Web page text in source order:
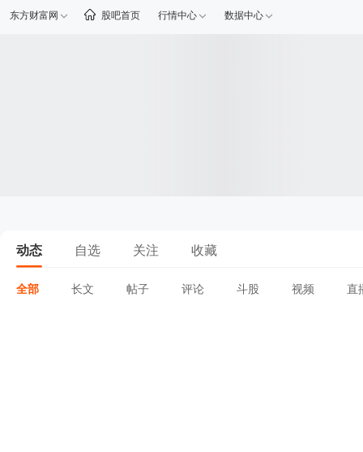
东方财富网 股吧首页 行情中心 数据中心
动态 自选 关注 收藏
全部 长文 帖子 评论 斗股 视频 直